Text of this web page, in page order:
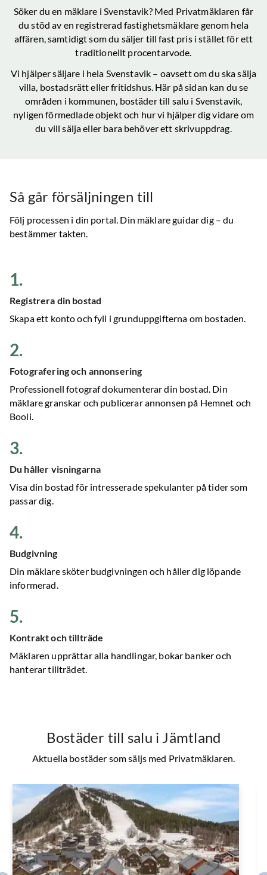
Söker du en mäklare i Svenstavik? Med Privatmäklaren får
du stöd av en registrerad fastighetsmäklare genom hela
affären, samtidigt som du säljer till fast pris i stället för ett
traditionellt procentarvode.
Vi hjälper säljare i hela Svenstavik – oavsett om du ska sälja
villa, bostadsrätt eller fritidshus. Här på sidan kan du se
områden i kommunen, bostäder till salu i Svenstavik,
nyligen förmedlade objekt och hur vi hjälper dig vidare om
du vill sälja eller bara behöver ett skrivuppdrag.
Så går försäljningen till
Följ processen i din portal. Din mäklare guidar dig – du
bestämmer takten.
1.
Registrera din bostad
Skapa ett konto och fyll i grunduppgifterna om bostaden.
2.
Fotografering och annonsering
Professionell fotograf dokumenterar din bostad. Din
mäklare granskar och publicerar annonsen på Hemnet och
Booli.
3.
Du håller visningarna
Visa din bostad för intresserade spekulanter på tider som
passar dig.
4.
Budgivning
Din mäklare sköter budgivningen och håller dig löpande
informerad.
5.
Kontrakt och tillträde
Mäklaren upprättar alla handlingar, bokar banker och
hanterar tillträdet.
Bostäder till salu i Jämtland
Aktuella bostäder som säljs med Privatmäklaren.